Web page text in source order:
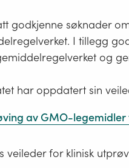
godkjenne søknader
I tillegg
og
har oppdatert sin
av GMO-legemidler
veileder for klinisk